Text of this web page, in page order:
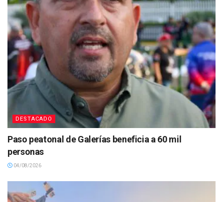
DESTACADO
Paso peatonal de Galerías beneficia a 60 mil
personas
04/08/2026